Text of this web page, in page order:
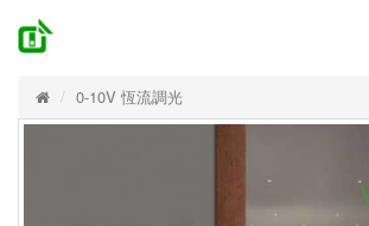
0-10V 恆流調光